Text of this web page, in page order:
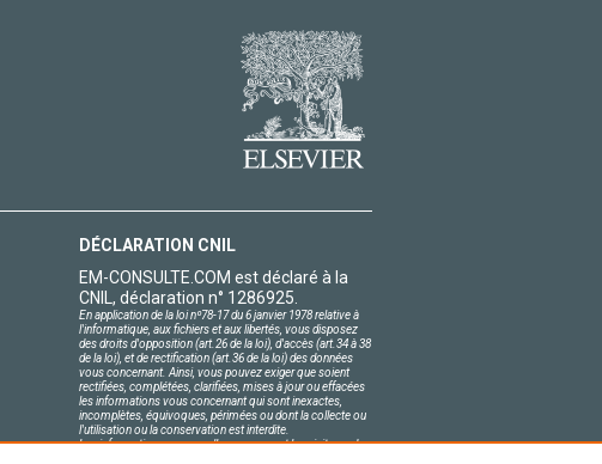
DÉCLARATION CNIL
EM-CONSULTE.COM est déclaré à la
CNIL, déclaration n° 1286925.
En application de la loi nº78-17 du 6 janvier 1978 relative à
l'informatique, aux fichiers et aux libertés, vous disposez
des droits d'opposition (art.26 de la loi), d'accès (art.34 à 38
de la loi), et de rectification (art.36 de la loi) des données
vous concernant. Ainsi, vous pouvez exiger que soient
rectifiées, complétées, clarifiées, mises à jour ou effacées
les informations vous concernant qui sont inexactes,
incomplètes, équivoques, périmées ou dont la collecte ou
l'utilisation ou la conservation est interdite.
Les informations personnelles concernant les visiteurs de